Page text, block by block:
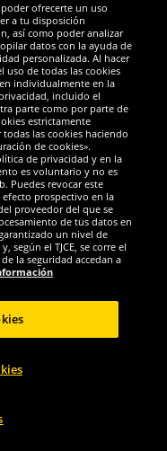
Tacchini
Tacchini Hombre Conjunto:
bóxer + 3...
99 *
1 34,99 €
28,00 €
talla...
ofrecerte un uso
a tu disposición
así como poder analizar
datos con la ayuda de
personalizada. Al hacer
uso de todas las cookies
individualmente en la
incluido el
parte como por parte de
estrictamente
las cookies haciendo
de cookies».
de privacidad y en la
es voluntario y no es
Puedes revocar este
prospectivo en la
proveedor del que se
de tus datos en
un nivel de
según el TJCE, se corre el
la seguridad accedan a